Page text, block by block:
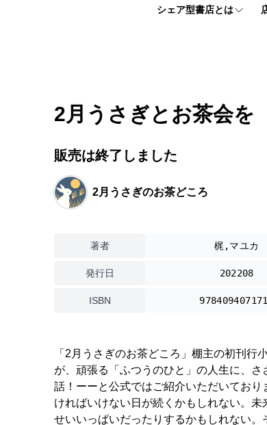
シェア型書店とは
2月うさぎとお茶会を
販売は終了しました
2月うさぎのお茶どころ
著者 梶,マユカ
発行日 202208
ISBN
「2月うさぎのお茶どころ」棚主の初刊行
が、頑張る「ふつうのひと」の人生に、
話！ーーと公式ではご紹介いただいてお
ければいけない日が続くかもしれない。未
せいいっぱいだったりするかもしれない